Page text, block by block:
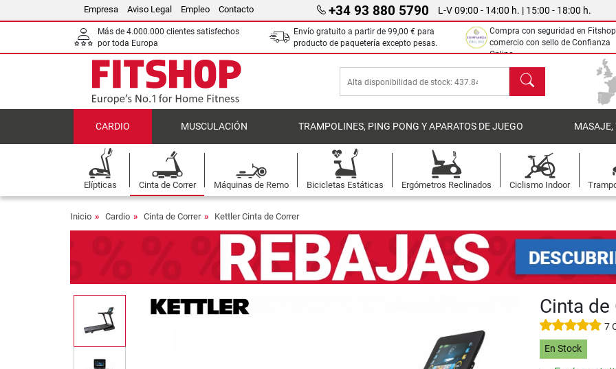
Empresa Aviso Legal Empleo Contacto +34 93 880 5790 L-V 09:00 - 14:00 h. | 15:00 - 18:00 h.
Más de 4.000.000 clientes satisfechos
por toda Europa
Envío gratuito a partir de 99,00 € para
producto de paquetería excepto pesas.
Compra con seguridad en
comercio con sello de Confianza
Online.
Buscar
CARDIO MUSCULACIÓN TRAMPOLINES, PING PONG Y APARATOS DE JUEGO MASAJE,
Elípticas Cinta de Correr Máquinas de Remo Bicicletas Estáticas Ergómetros Reclinados Ciclismo Indoor
Inicio Cardio Cinta de Correr Kettler Cinta de Correr
Cinta de
7
En Stock